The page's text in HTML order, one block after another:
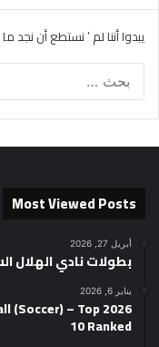
يبدوا أننا لم ’ نستطع أن
Most Viewed Posts
أبريل 27, 2026
بطولات نادي الهلال
يناير 6, 2026
(Soccer) – Top
10 Ranked